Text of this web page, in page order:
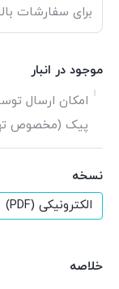
برای سفارشات بالای 2 میلیون
موجود در انبار
امکان ارسال
پیک (مخصوص
نسخه
الکترونیکی (PDF)
خلاصه